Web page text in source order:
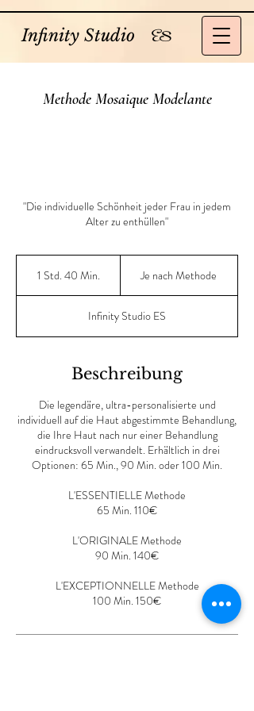
Infinity Studio ES
Methode Mosaique Modelante
"Die individuelle Schönheit jeder Frau in jedem
Alter zu enthüllen"
1 Std. 40 Min.
d
4
M
i
.
MethodeJe nach Methode
Infinity Studio ES
Beschreibung
Die legendäre, ultra-personalisierte und
individuell auf die Haut abgestimmte Behandlung,
die Ihre Haut nach nur einer Behandlung
eindrucksvoll verwandelt. Erhältlich in drei
Optionen: 65 Min., 90 Min. oder 100 Min.
L'ESSENTIELLE Methode
65 Min. 110€
L'ORIGINALE Methode
90 Min. 140€
L'EXCEPTIONNELLE Methode